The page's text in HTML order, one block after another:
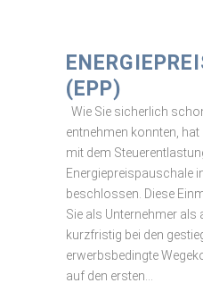
(EPP)
Wie Sie sicherlich
entnehmen konnten,
mit dem
Energiepreispauschale
beschlossen. Diese
Sie als Unternehmer als
kurzfristig bei den
erwerbsbedingte
auf den ersten...